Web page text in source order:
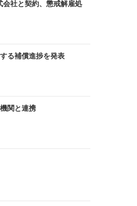
会社と契約、懲戒解雇処
る補償進捗を発表
関と連携